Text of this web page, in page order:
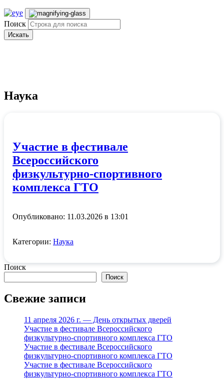
Поиск
Искать
Наука
Участие в фестивале
Всероссийского
физкультурно‑спортивного
комплекса ГТО
Опубликовано: 11.03.2026 в 13:01
Категории: Наука
Поиск
Поиск
Свежие записи
11 апреля 2026 г. — День открытых дверей
Участие в фестивале Всероссийского
физкультурно‑спортивного комплекса ГТО
Участие в фестивале Всероссийского
физкультурно‑спортивного комплекса ГТО
Участие в фестивале Всероссийского
физкультурно‑спортивного комплекса ГТО